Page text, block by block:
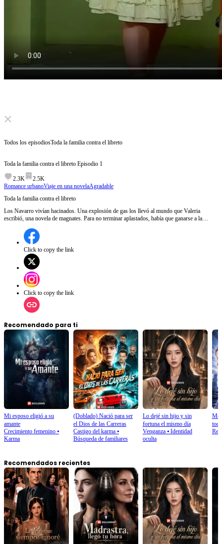
Click to unmute
Ahora todas las regalías son suyas.
Todos los episodiosToda la familia contra el libreto
Toda la familia contra el libreto Episodio 1
2.3K
2.5K
Romance urbanoViaje en una novelaAgradable
Toda la familia contra el libreto
Los Navarro vivían hacinados. Una explosión de gas los llevó al mundo que Valeria
escribió, una novela de magnates. Para no terminar aplastados, había que ganarse a la
compromiso con Lucas, sin querer lo convirtió en un anuncio de su relación. A partir de
ahí, todo cambió.
Click to copy the link
Click to copy the link
Recomendado para ti
Mi esposo eligió a su
amante
Crecimiento femenino ⦁
Karma
(Doblado) Nació para ser
el Dios de las Carreras
Castigo del karma⦁
Búsqueda de familiares
Lo dejé sin hijo y sin
fortuna el mismo día
Venganza⦁ Identidad
oculta
Me
todo
Recomendados recientes